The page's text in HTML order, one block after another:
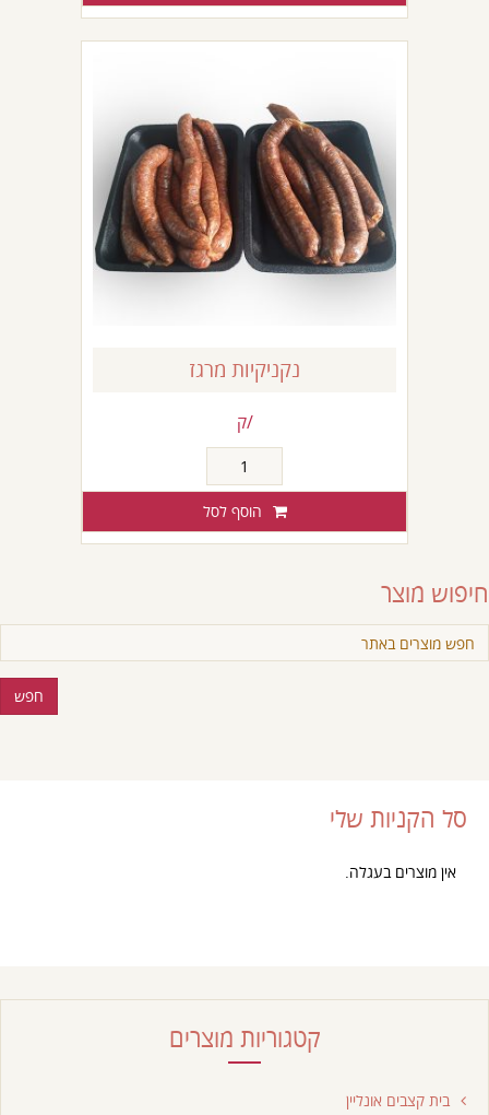
נקניקיות מרגז
/ק
של
נקניקיות
מרגז
הוסף לסל
חיפוש מוצר
סל הקניות שלי
אין מוצרים בעגלה.
קטגוריות מוצרים
בית קצבים אונליין